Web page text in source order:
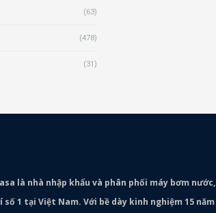
(63)
(478)
(31)
là nhà nhập khẩu và phân phối máy bơm nước,
1 tại Việt Nam. Với bề dày kinh nghiệm 15 năm